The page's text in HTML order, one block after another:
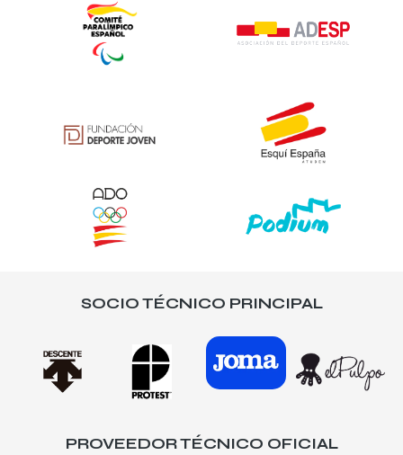
SOCIO TÉCNICO PRINCIPAL
PROVEEDOR TÉCNICO OFICIAL